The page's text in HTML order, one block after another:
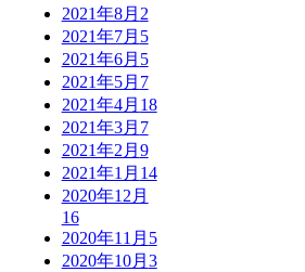
2021年8月 2
2021年7月 5
2021年6月 5
2021年5月 7
2021年4月 18
2021年3月 7
2021年2月 9
2021年1月 14
2020年12月
16
2020年11月 5
2020年10月 3